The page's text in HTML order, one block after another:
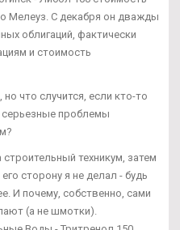
Мелеуз. С декабря он дважды
облигаций, фактически
и стоимость
что случится, если кто-то
серьезные проблемы
техникум, затем
сторону я не делал - будь
И почему, собственно, сами
(а не шмотки).